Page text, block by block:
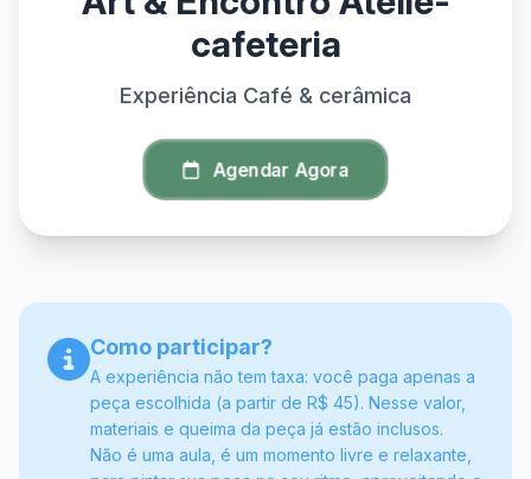
cafeteria
Experiência Café & cerâmica
Agendar Agora
Como participar?
A experiência não tem taxa: você paga apenas a
peça escolhida (a partir de R$ 45). Nesse valor,
materiais e queima da peça já estão inclusos.
Não é uma aula, é um momento livre e relaxante,